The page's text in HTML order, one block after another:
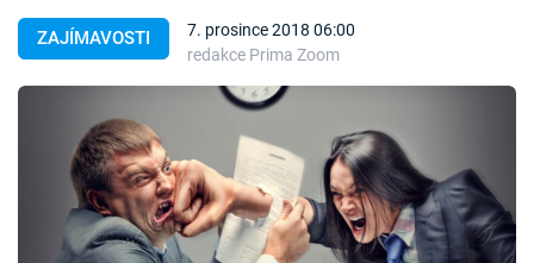
Témata
Témata
Pořady
TV Program
ZAJÍMAVOSTI
7. prosince 2018 06:00
redakce Prima Zoom